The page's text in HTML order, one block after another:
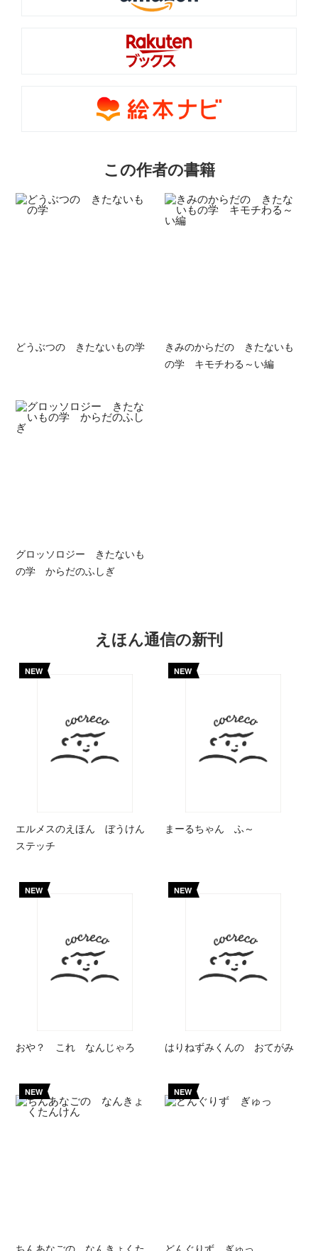
この作者の書籍
どうぶつの きたないもの学
きみのからだの きたないも
の学 キモチわる～い編
グロッソロジー きたないも
の学 からだのふしぎ
えほん通信の新刊
NEW
エルメスのえほん ぼうけん
ステッチ
NEW
まーるちゃん ふ～
NEW
おや？ これ なんじゃろ
NEW
はりねずみくんの おてがみ
NEW
ちんあなごの なんきょくた
NEW
どんぐりず ぎゅっ